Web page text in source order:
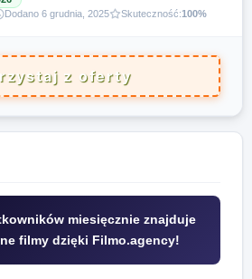
Dodano 6 grudnia, 2025 Skuteczność:100%
z oferty
miesięcznie znajduje
filmy dzięki Filmo.agency!